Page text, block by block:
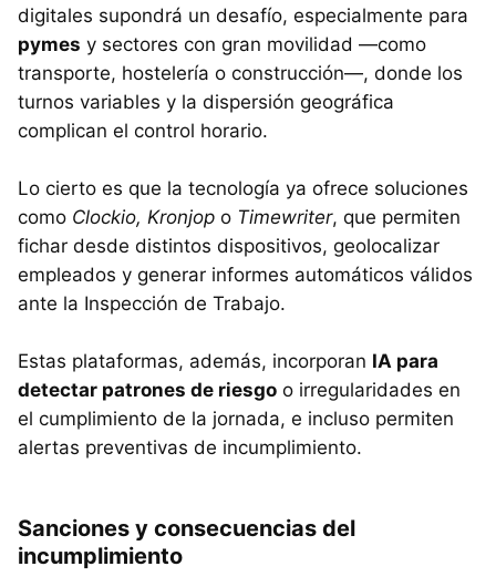
digitales supondrá un desafío, especialmente para
pymes y sectores con gran movilidad —como
transporte, hostelería o construcción—, donde los
turnos variables y la dispersión geográfica
complican el control horario.
Lo cierto es que la tecnología ya ofrece soluciones
como Clockio, Kronjop o Timewriter, que permiten
fichar desde distintos dispositivos, geolocalizar
empleados y generar informes automáticos válidos
ante la Inspección de Trabajo.
Estas plataformas, además, incorporan IA para
detectar patrones de riesgo o irregularidades en
el cumplimiento de la jornada, e incluso permiten
alertas preventivas de incumplimiento.
Sanciones y consecuencias del
incumplimiento